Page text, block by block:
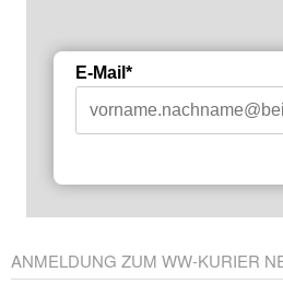
E-Mail*
ANMELDUNG ZUM WW-KURIER